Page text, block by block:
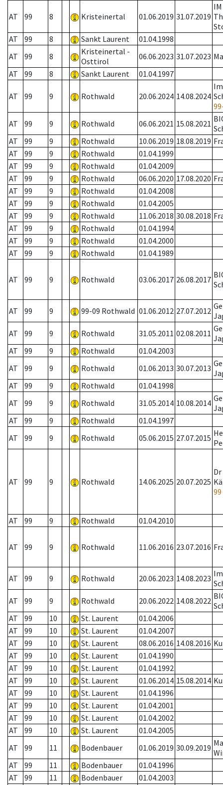
AT 99 8 Kristeinertal 01.06.2019 31.07.2019
AT
99 8 Sankt Laurent
01.04.1998
AT
99 8
Kristeinertal -
Osttirol
06.06.2023 31.07.2023
AT
99 8 Sankt Laurent 01.04.1997
AT 99 9 Rothwald 20.06.2024 14.08.2024
AT
99 9 Rothwald 06.06.2021 15.08.2021
AT
99 9 Rothwald 10.06.2019 18.08.2019
AT
99 9 Rothwald
01.04.1999
AT
99 9 Rothwald
01.04.2009
AT
99 9 Rothwald 06.06.2020 17.08.2020
AT
99 9 Rothwald
01.04.2008
AT
99 9 Rothwald
01.04.2005
AT
99 9 Rothwald 11.06.2018 30.08.2018
AT
99 9 Rothwald
01.04.1994
AT
99 9 Rothwald
01.04.2000
AT
99 9 Rothwald 01.04.1989
AT 99 9 Rothwald 03.06.2017 26.08.2017
AT 99 9 99-09 Rothwald 01.06.2012 27.07.2012
AT
99 9 Rothwald 31.05.2011 02.08.2011
AT
99 9 Rothwald
01.04.2003
AT
99 9 Rothwald 01.06.2013 30.07.2013
AT
99 9 Rothwald
01.04.1998
AT
99 9 Rothwald 31.05.2014 10.08.2014
AT
99 9 Rothwald
01.04.1997
AT
99 9 Rothwald 05.06.2015 27.07.2015
AT 99 9 Rothwald 14.06.2025 20.07.2025
99
AT 99 9 Rothwald 01.04.2010
AT 99 9 Rothwald 11.06.2016 23.07.2016
AT 99 9 Rothwald 20.06.2023 14.08.2023
AT
99 9 Rothwald 20.06.2022 14.08.2022
AT
99 10 St. Laurent
01.04.2006
AT
99 10 St. Laurent
01.04.2007
AT
99 10 St. Laurent 08.06.2016 14.08.2016
AT
99 10 St. Laurent
01.04.1990
AT
99 10 St. Laurent
01.04.1992
AT
99 10 St. Laurent 01.06.2014 15.08.2014
AT
99 10 St. Laurent
01.04.1996
AT
99 10 St. Laurent
01.04.2001
AT
99 10 St. Laurent
01.04.2002
AT
99 10 St. Laurent
01.04.2005
AT
99 11 Bodenbauer 01.06.2019 30.09.2019
AT
99 11 Bodenbauer
01.04.1996
AT
99 11 Bodenbauer 01.04.2003